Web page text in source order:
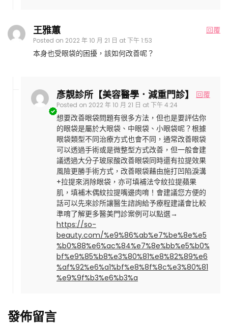
王雅蕙
Posted on 2022 年 10 月 21 日 at 下午 1:53
回覆
本身也受眼袋的困擾，該如何改善呢？
彥靚診所【美容醫學．減重門診】
Posted on 2022 年 10 月 21 日 at 下午 4:24
回覆
想要改善眼袋問題有很多方法，但也是要評估你
的眼袋是屬於大眼袋、中眼袋、小眼袋呢？根據
眼袋類型不同治療方式也會不同，通常改善眼袋
可以透過手術或是微整型方式改善，但一般會建
議透過大分子玻尿酸改善眼袋同時還有拉提效果
風險更勝手術方式，改善眼袋藉由施打凹陷淚溝
+拉提來消除眼袋，亦可填補法令紋拉提蘋果
肌，填補木偶紋拉提嘴邊肉唷！會建議您方便的
話可以先來診所讓醫生諮詢給予療程建議會比較
準唷了解更多醫美門診案例可以點選→
https://so-
beauty.com/%e9%86%ab%e7%be%8e%e5
%b0%88%e6%ac%84%e7%8e%bb%e5%b0%
bf%e9%85%b8%e3%80%81%e8%82%89%e6
%af%92%e6%a1%bf%e8%8f%8c%e3%80%81
%e9%9f%b3%e6%b3%a
發佈留言